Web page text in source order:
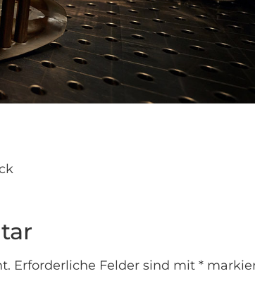
Erforderliche Felder sind mit *